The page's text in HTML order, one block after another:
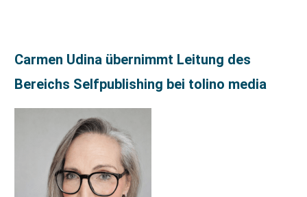
Carmen Udina übernimmt Leitung des
Bereichs Selfpublishing bei tolino media